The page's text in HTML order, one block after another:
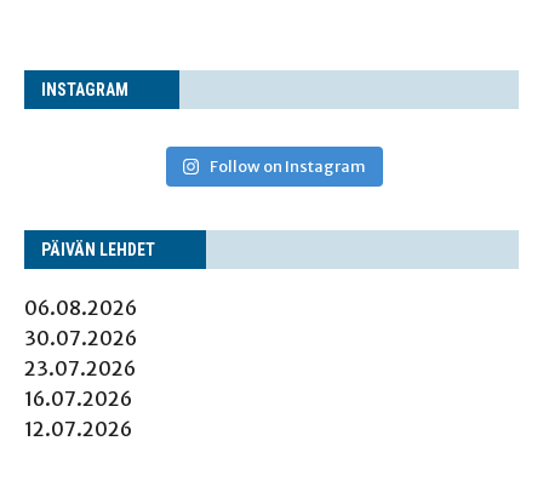
INS­TA­GRAM
Follow on Instagram
PÄI­VÄN LEHDET
06.08.2026
30.07.2026
23.07.2026
16.07.2026
12.07.2026